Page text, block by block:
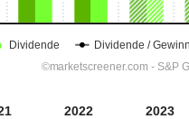
2022 2023